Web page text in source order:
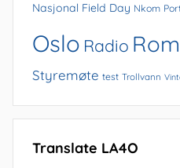
Nasjonal Field Day Nkom
Oslo Radio
Styremøte test Trollvann
Translate LA4O